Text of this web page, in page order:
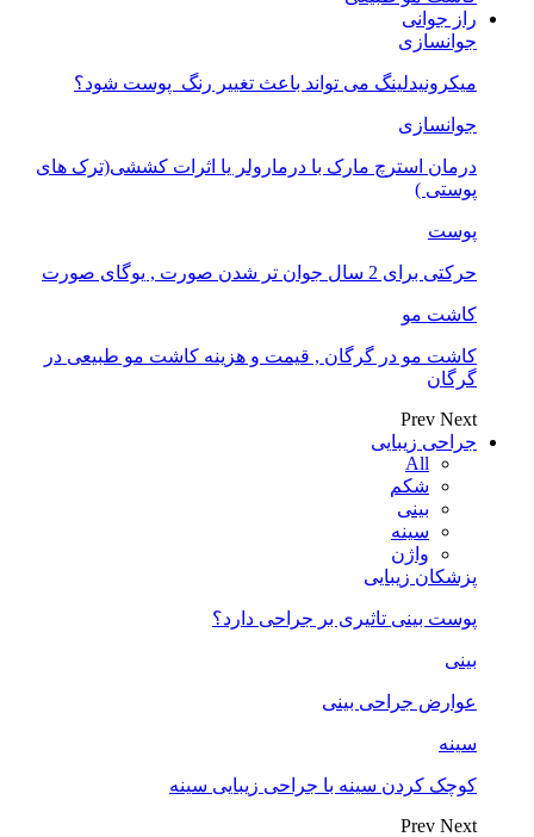
راز جوانی
جوانسازی
میکرونیدلینگ می تواند باعث تغییر رنگ ‍ پوست شود؟
جوانسازی
درمان استرچ مارک با درمارولر یا اثرات کششی(ترک های
پوستی )
پوست
حرکتی برای 2 سال جوان تر شدن صورت , یوگای صورت
کاشت مو
کاشت مو در گرگان , قیمت و هزینه کاشت مو طبیعی در
گرگان
Prev Next
جراحی زیبایی
All
شکم
بینی
سینه
واژن
پزشکان زیبایی
پوست بینی تاثیری بر جراحی دارد؟
بینی
عوارض جراحی بینی
سینه
کوچک کردن سینه با جراحی زیبایی سینه
Prev Next